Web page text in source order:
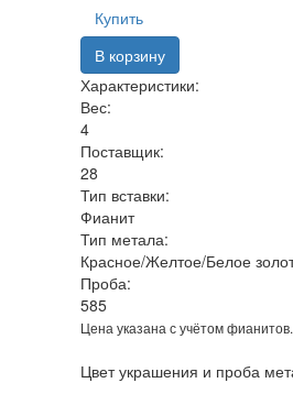
Купить
В корзину
Характеристики:
Вес:
4
Поставщик:
28
Тип вставки:
Фианит
Тип метала:
Красное/Желтое/Белое
Проба:
585
Цена указана с учётом фианитов.
Цвет украшения и проба